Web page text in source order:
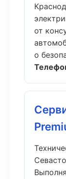
от
о